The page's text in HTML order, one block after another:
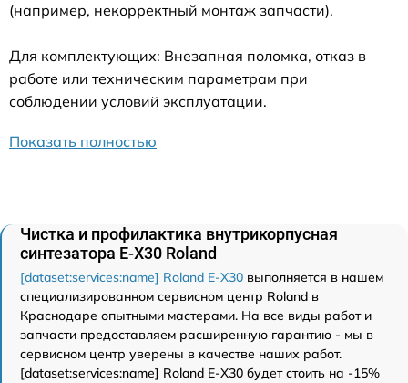
(например, некорректный монтаж запчасти).
Для комплектующих: Внезапная поломка, отказ в
работе или техническим параметрам при
соблюдении условий эксплуатации.
Показать полностью
Чистка и профилактика внутрикорпусная
синтезатора E-X30 Roland
[dataset:services:name] Roland E-X30 выполняется в нашем
специализированном сервисном центр Roland в
Краснодаре опытными мастерами. На все виды работ и
запчасти предоставляем расширенную гарантию - мы в
сервисном центр уверены в качестве наших работ.
[dataset:services:name] Roland E-X30 будет стоить на -15%